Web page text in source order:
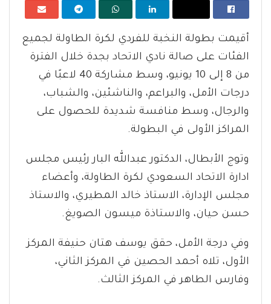
أقيمت بطولة النخبة للفردي لكرة الطاولة لجميع
الفئات على صالة نادي الاتحاد بجدة خلال الفترة
من 8 إلى 10 يونيو، وسط مشاركة 40 لاعبًا في
درجات الأمل، والبراعم، والناشئين، والشباب،
والرجال، وسط منافسة شديدة للحصول على
المراكز الأولى في البطولة.
وتوج الأبطال، الدكتور عبدالله البار رئيس مجلس
ادارة الاتحاد السعودي لكرة الطاولة، وأعضاء
مجلس الإدارة، الاستاذ خالد المطيري، والاستاذ
حسن حيان، والاستاذة ميسون الصويغ.
وفي درجة الأمل، حقق يوسف هتان حنيفة المركز
الأول، تلاه أحمد الحصين في المركز الثاني،
وفارس الطاهر في المركز الثالث.